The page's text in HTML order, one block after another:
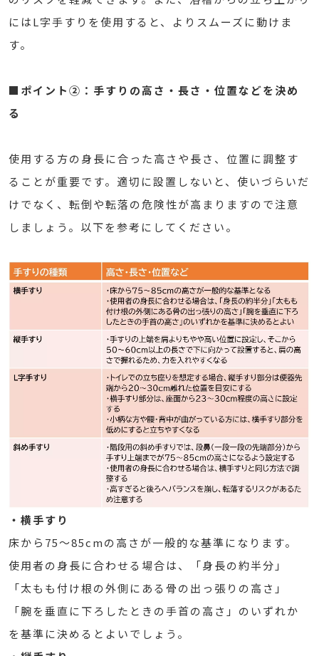
にはL字手すりを使用すると、よりスムーズに動けま
す。
■ポイント②：手すりの高さ・長さ・位置などを決め
る
使用する方の身長に合った高さや長さ、位置に調整す
ることが重要です。適切に設置しないと、使いづらいだ
けでなく、転倒や転落の危険性が高まりますので注意
しましょう。以下を参考にしてください。
・横手すり
床から75～85cmの高さが一般的な基準になります。
使用者の身長に合わせる場合は、「身長の約半分」
「太もも付け根の外側にある骨の出っ張りの高さ」
「腕を垂直に下ろしたときの手首の高さ」のいずれか
を基準に決めるとよいでしょう。